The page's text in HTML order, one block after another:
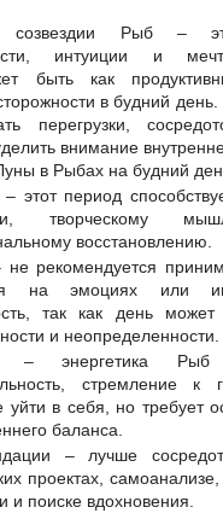
Рыб –
интуиции и
быть как
в будний день.
перегрузки,
внимание
в Рыбах на будний
этот период
творческому
восстановлению.
не рекомендуется
на эмоциях или
так как день может
и неопределенности.
– энергетика Рыб
стремление к
уйти в себя, но требует
баланса.
– лучше
проектах,
и поиске вдохновения.